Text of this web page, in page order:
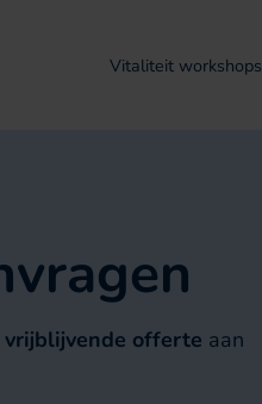
Vitaliteit workshops
vrijblijvende offerte aan